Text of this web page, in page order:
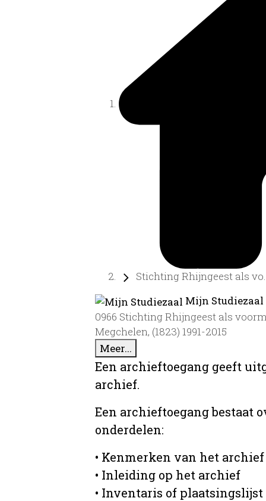
Stichting Rhijngeest als
Mijn
0966 Stichting Rhijngeest als
Megchelen, (1823) 1991-2015
Meer...
Een archieftoegang geeft
archief.
Een archieftoegang bestaat
onderdelen:
• Kenmerken van het archief
• Inleiding op het archief
• Inventaris of plaatsingslijst